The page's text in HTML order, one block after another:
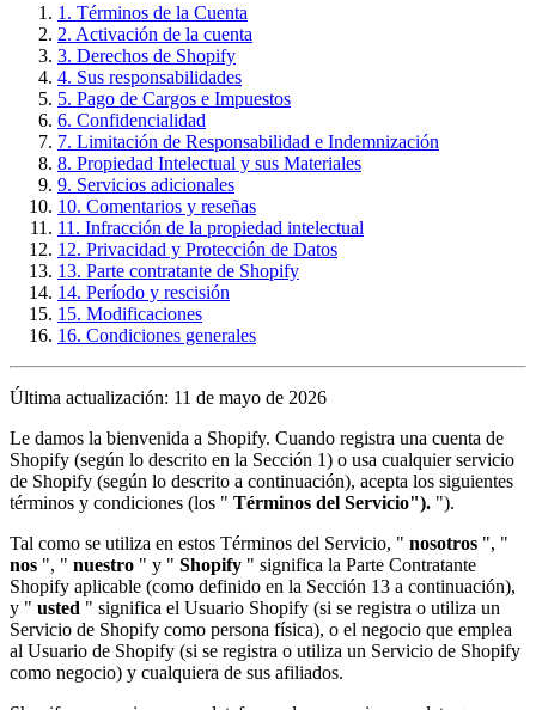
1. Términos de la Cuenta
2. Activación de la cuenta
3. Derechos de Shopify
4. Sus responsabilidades
5. Pago de Cargos e Impuestos
6. Confidencialidad
7. Limitación de Responsabilidad e Indemnización
8. Propiedad Intelectual y sus Materiales
9. Servicios adicionales
10. Comentarios y reseñas
11. Infracción de la propiedad intelectual
12. Privacidad y Protección de Datos
13. Parte contratante de Shopify
14. Período y rescisión
15. Modificaciones
16. Condiciones generales
Última actualización: 11 de mayo de 2026
Le damos la bienvenida a Shopify. Cuando registra una cuenta de
Shopify (según lo descrito en la Sección 1) o usa cualquier servicio
de Shopify (según lo descrito a continuación), acepta los siguientes
términos y condiciones (los " Términos del Servicio"). ").
Tal como se utiliza en estos Términos del Servicio, " nosotros ", "
nos ", " nuestro " y " Shopify " significa la Parte Contratante
Shopify aplicable (como definido en la Sección 13 a continuación),
y " usted " significa el Usuario Shopify (si se registra o utiliza un
Servicio de Shopify como persona física), o el negocio que emplea
al Usuario de Shopify (si se registra o utiliza un Servicio de Shopify
como negocio) y cualquiera de sus afiliados.